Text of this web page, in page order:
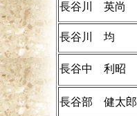
長谷川 英尚
長谷川 均
長谷中 利昭
長谷部 健太郎